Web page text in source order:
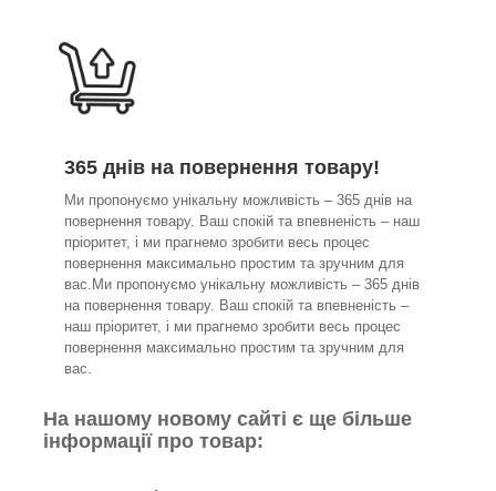
365 днів на повернення товару!
Ми пропонуємо унікальну можливість – 365 днів на
повернення товару. Ваш спокій та впевненість – наш
пріоритет, і ми прагнемо зробити весь процес
повернення максимально простим та зручним для
вас.Ми пропонуємо унікальну можливість – 365 днів
на повернення товару. Ваш спокій та впевненість –
наш пріоритет, і ми прагнемо зробити весь процес
повернення максимально простим та зручним для
вас.
На нашому новому сайті є ще більше
інформації про товар: